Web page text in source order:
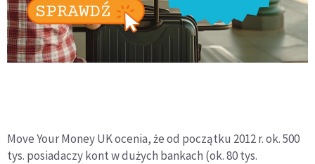
Move Your Money UK ocenia, że od początku 2012 r. ok. 500
tys. posiadaczy kont w dużych bankach (ok. 80 tys.